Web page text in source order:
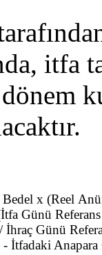
itfa
x (Reel
Günü Referans
İhraç Günü
İtfadaki Anapara